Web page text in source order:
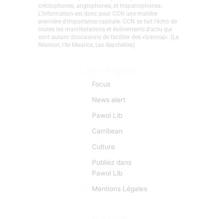
CaribCreoleNews est le site d’info spécialisé sur la
Caraïbe et les nations Créoles. Depuis sa création en
2008, l’objectif premier est d’établir un véritable lien
toutes les manifestations et évènements d'actu qui
Réunion, l'Ile Maurice, Les Seychelles)
Liens Rapides
Focus
News alert
Pawol Lib
Carribean